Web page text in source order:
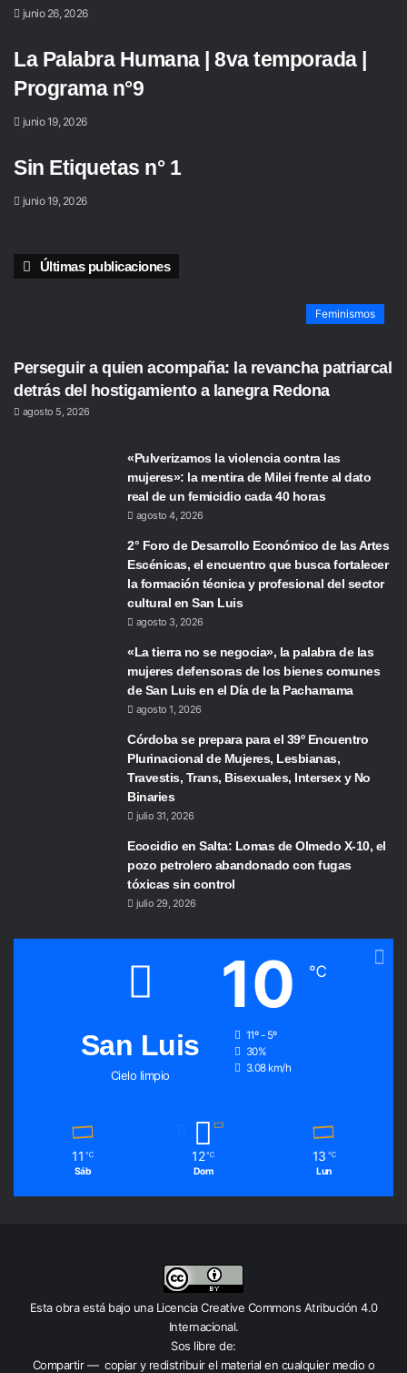
junio 26, 2026
La Palabra Humana | 8va temporada |
Programa n°9
junio 19, 2026
Sin Etiquetas n° 1
junio 19, 2026
Últimas publicaciones
Feminismos
Perseguir a quien acompaña: la revancha patriarcal
detrás del hostigamiento a lanegra Redona
agosto 5, 2026
«Pulverizamos la violencia contra las
mujeres»: la mentira de Milei frente al dato
real de un femicidio cada 40 horas
agosto 4, 2026
2° Foro de Desarrollo Económico de las Artes
Escénicas, el encuentro que busca fortalecer
la formación técnica y profesional del sector
cultural en San Luis
agosto 3, 2026
«La tierra no se negocia», la palabra de las
mujeres defensoras de los bienes comunes
de San Luis en el Día de la Pachamama
agosto 1, 2026
Córdoba se prepara para el 39º Encuentro
Plurinacional de Mujeres, Lesbianas,
Travestis, Trans, Bisexuales, Intersex y No
Binaries
julio 31, 2026
Ecocidio en Salta: Lomas de Olmedo X-10, el
pozo petrolero abandonado con fugas
tóxicas sin control
julio 29, 2026
San Luis
Cielo limpio
10 ℃
11º - 5º
30%
3.08 km/h
11 ℃
Sáb
12 ℃
Dom
13 ℃
Lun
Esta obra está bajo una Licencia Creative Commons Atribución 4.0
Internacional.
Sos libre de:
Compartir — copiar y redistribuir el material en cualquier medio o